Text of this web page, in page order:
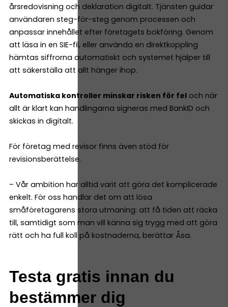
årsredovisning och deklaration digitalt. Tjänsten guidar
användaren steg-för-steg genom processen och
anpassar innehållet efter företagets bokföring. Genom
att läsa in en SIE-fil, eller använda en direktkoppling
hämtas siffrorna automatiskt och systemet hjälper till
att säkerställa att allt hänger ihop.
Automatiska kontroller minskar risken för fel och när
allt är klart kan handlingarna signeras med BankID och
skickas in digitalt.
För företag med revisor finns även stöd för
revisionsberättelse.
– Vår ambition har alltid varit att göra det komplicerade
enkelt. För oss handlar det om att lösa
småföretagarens stora utmaning: att få tiden att räcka
till, samtidigt som man vill känna sig trygg med att göra
rätt och ha full koll på kostnaderna, berättar Åsa.
Testa gratis innan du
bestämmer dig